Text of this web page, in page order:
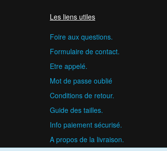
Les liens utiles
Foire aux questions.
Formulaire de contact.
Etre appelé.
Mot de passe oublié
Conditions de retour.
Guide des tailles.
Info paiement sécurisé.
A propos de la livraison.